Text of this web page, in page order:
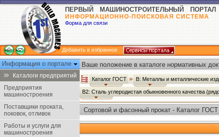
ПЕРВЫЙ МАШИНОСТРОИТЕЛЬНЫЙ ПОРТАЛ
ИНФОРМАЦИОННО-ПОИСКОВАЯ СИСТЕМА
Форма для связи
Добавить в избранное
Информация о портале
Каталоги предприятий
Предприятия
машиностроения
Поставщики проката,
поковок, отливок
Работы и услуги для
машиностроения
Ваше положение в каталоге нормативных
Каталог ГОСТ В: Металлы и металлические
В2: Сталь углеродистая обыкновенного качества
Сортовой и фасонный прокат - Каталог ГОСТ